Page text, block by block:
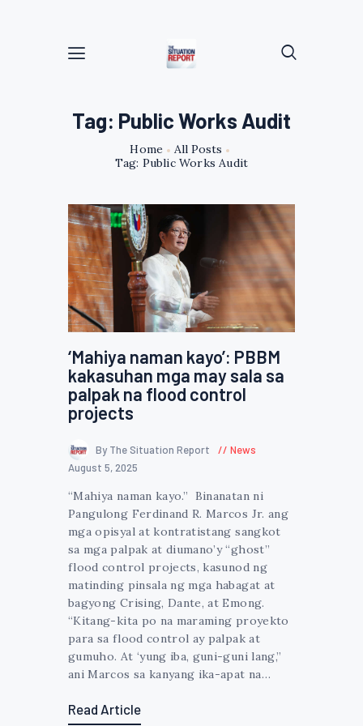
Tag: Public Works Audit
Home
All Posts
Tag: Public Works Audit
‘Mahiya naman kayo’: PBBM
kakasuhan mga may sala sa
palpak na flood control
projects
By The Situation Report
News
August 5, 2025
“Mahiya naman kayo.” Binanatan ni
Pangulong Ferdinand R. Marcos Jr. ang
mga opisyal at kontratistang sangkot
sa mga palpak at diumano’y “ghost”
flood control projects, kasunod ng
matinding pinsala ng mga habagat at
bagyong Crising, Dante, at Emong.
“Kitang-kita po na maraming proyekto
para sa flood control ay palpak at
gumuho. At ‘yung iba, guni-guni lang,”
ani Marcos sa kanyang ika-apat na…
Read Article